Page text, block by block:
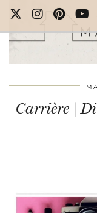
Carrière |